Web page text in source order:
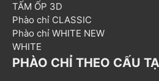
TẤM ỐP 3D
Phào chỉ CLASSIC
Phào chỉ WHITE NEW
WHITE
PHÀO CHỈ THEO CẤU